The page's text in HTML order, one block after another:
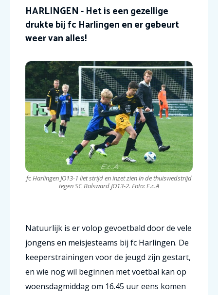
HARLINGEN - Het is een gezellige
drukte bij fc Harlingen en er gebeurt
weer van alles!
fc Harlingen JO13-1 liet strijd en inzet zien in de thuiswedstrijd
tegen SC Bolsward JO13-2. Foto: E.c.A
Natuurlijk is er volop gevoetbald door de vele
jongens en meisjesteams bij fc Harlingen. De
keeperstrainingen voor de jeugd zijn gestart,
en wie nog wil beginnen met voetbal kan op
woensdagmiddag om 16.45 uur eens komen